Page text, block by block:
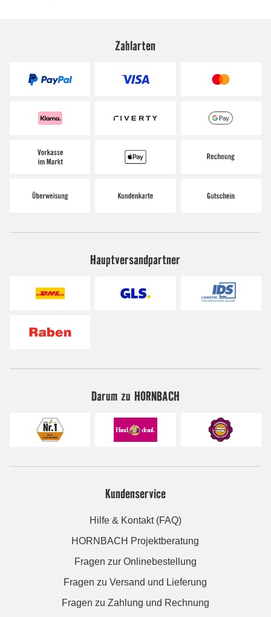
Zahlarten
Hauptversandpartner
Darum zu HORNBACH
Kundenservice
Hilfe & Kontakt (FAQ)
HORNBACH Projektberatung
Fragen zur Onlinebestellung
Fragen zu Versand und Lieferung
Fragen zu Zahlung und Rechnung